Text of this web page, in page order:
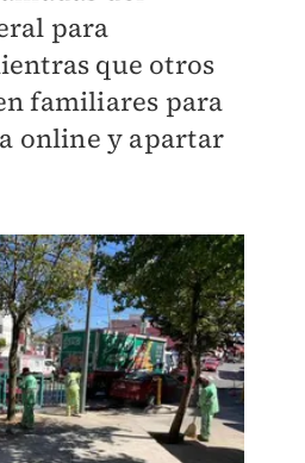
para
que otros
familiares para
online y apartar